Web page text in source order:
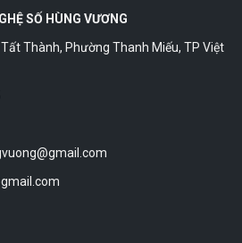
SỐ HÙNG VƯƠNG
Thành, Phường Thanh Miếu, TP Việt